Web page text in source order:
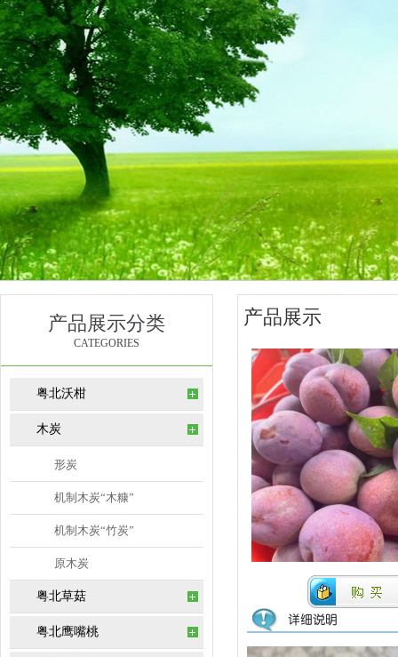
产品展示分类
CATEGORIES
粤北沃柑
木炭
形炭
机制木炭“木糠”
机制木炭“竹炭”
原木炭
粤北草菇
粤北鹰嘴桃
产品展示